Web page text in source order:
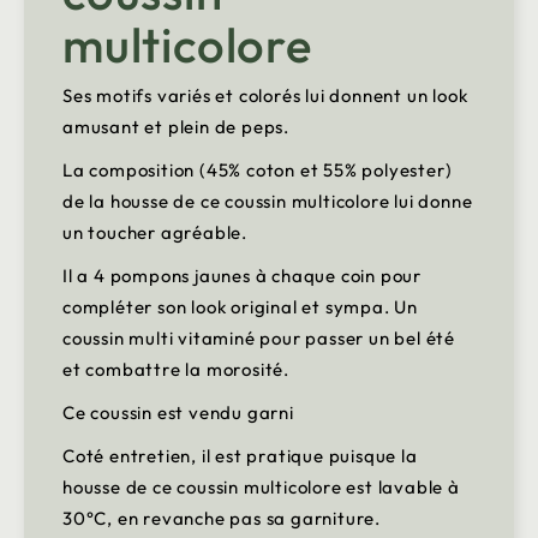
multicolore
Ses motifs variés et colorés lui donnent un look
amusant et plein de peps.
La composition (45% coton et 55% polyester)
de la housse de ce coussin multicolore lui donne
un toucher agréable.
Il a 4 pompons jaunes à chaque coin pour
compléter son look original et sympa. Un
coussin multi vitaminé pour passer un bel été
et combattre la morosité.
Ce coussin est vendu garni
Coté entretien, il est pratique puisque la
housse de ce coussin multicolore est lavable à
30°C, en revanche pas sa garniture.